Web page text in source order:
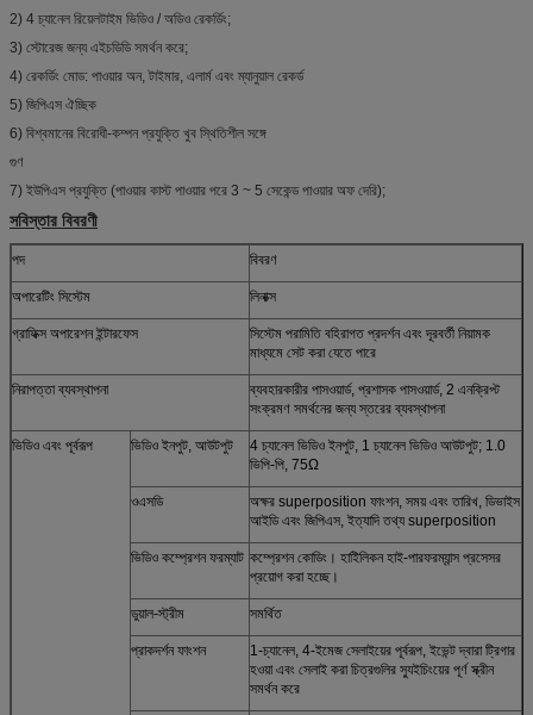
2) 4 চ্যানেল রিয়েলটাইম ভিডিও / অডিও রেকর্ডিং;
3) স্টোরেজ জন্য এইচডিডি সমর্থন করে;
4) রেকর্ডিং মোড: পাওয়ার অন, টাইমার, এলার্ম এবং ম্যানুয়াল রেকর্ড
5) জিপিএস ঐচ্ছিক
6) বিশ্বমানের বিরোধী-কম্পন প্রযুক্তি খুব স্থিতিশীল সঙ্গে
গুণ
7) ইউপিএস প্রযুক্তি (পাওয়ার কাস্ট পাওয়ার পরে 3 ~ 5 সেকেন্ড পাওয়ার অফ দেরি);
সবিস্তার বিবরণী
পদ বিবরণ
অপারেটিং সিস্টেম লিনাক্স
গ্রাফিক্স অপারেশন ইন্টারফেস
সিস্টেম পরামিতি বহিরাগত প্রদর্শন এবং দূরবর্তী নিয়ামক
মাধ্যমে সেট করা যেতে পারে
নিরাপত্তা ব্যবস্থাপনা
ব্যবহারকারীর পাসওয়ার্ড, প্রশাসক পাসওয়ার্ড, 2 এনক্রিপ্ট
সংক্রমণ সমর্থনের জন্য স্তরের ব্যবস্থাপনা
ভিডিও এবং পূর্বরূপ ভিডিও ইনপুট, আউটপুট
4 চ্যানেল ভিডিও ইনপুট, 1 চ্যানেল ভিডিও আউটপুট; 1.0
ভিপি-পি, 75Ω
ওএসডি
অক্ষর superposition ফাংশন, সময় এবং তারিখ, ডিভাইস
আইডি এবং জিপিএস, ইত্যাদি তথ্য superposition
ভিডিও কম্প্রেশন ফরম্যাট কম্প্রেশন কোডিং। হাইিলিকন হাই-পারফরম্যান্স প্রসেসর
প্রয়োগ করা হচ্ছে।
ডুয়াল-স্ট্রীম সমর্থিত
প্রাকদর্শন ফাংশন
1-চ্যানেল, 4-ইমেজ সেলাইয়ের পূর্বরূপ, ইভেন্ট দ্বারা ট্রিগার
হওয়া এবং সেলাই করা চিত্রগুলির স্যুইচিংয়ের পূর্ণ স্ক্রীন
সমর্থন করে